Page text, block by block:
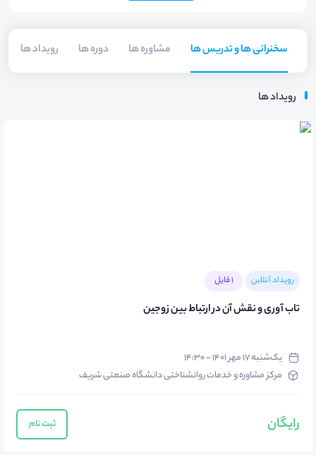
سخنرانی ها و تدریس ها مشاوره ها دوره ها رویداد ها
رویداد ها
رویداد آنلاین 1 فایل
تاب آوری و نقش آن در ارتباط بین زوجین
یک‌شنبه ۱۷ مهر ۱۴۰۱ - ۱۴:۳۰
مرکز مشاوره و خدمات روانشناختی دانشگاه صنعتی شریف
رایگان ثبت نام